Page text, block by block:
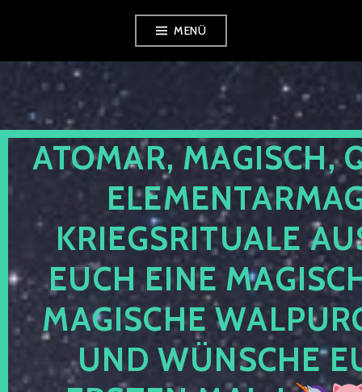
springen
MENÜ
ATOMAR, MAGISCH,
KRIEGSRITUALE
EUCH EINE
MAGISCHE
UND WÜNSCHE